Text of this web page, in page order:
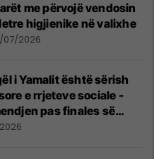
me përvojë vendosin
higjienike në valixhe
07/2026
i Yamalit është sërish
e rrjeteve sociale -
pas finales së